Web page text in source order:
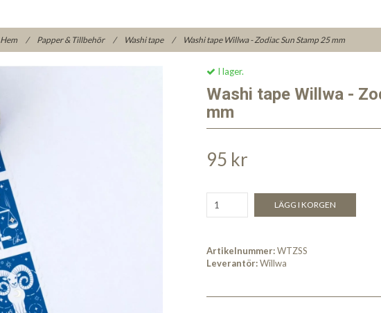
Hem / Papper & Tillbehör / Washi tape / Washi tape Willwa - Zodiac Sun Stamp 25 mm
I lager.
Washi tape Willwa -
mm
95 kr
LÄGG I KORGEN
Artikelnummer:WTZSS
Leverantör:Willwa